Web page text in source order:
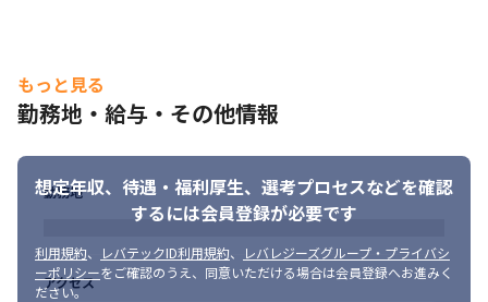
ポート
もっと見る
勤務地・給与・その他情報
想定年収、待遇・福利厚生、 選考プロセスなどを確認
するには会員登録が必要です
利用規約、 レバテックID利用規約、
レバレジーズグループ・プライバシ
ーポリシーをご確認のうえ、同意いただける場合は会員登録へお進みく
ださい。
勤務地
アクセス